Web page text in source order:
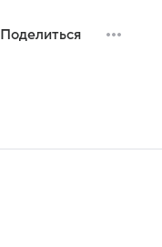
Поделиться